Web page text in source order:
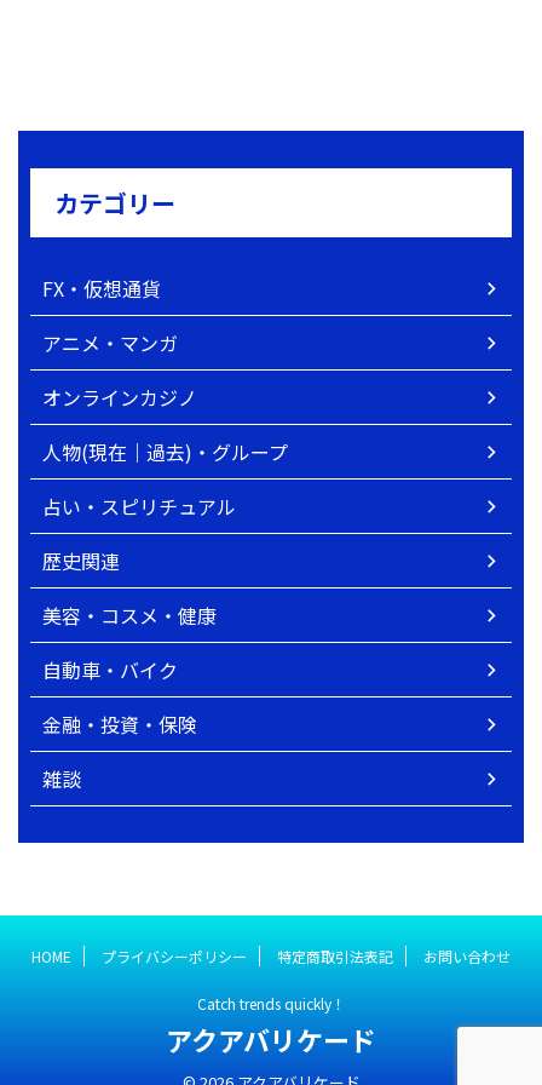
カテゴリー
FX・仮想通貨
アニメ・マンガ
オンラインカジノ
人物(現在｜過去)・グループ
占い・スピリチュアル
歴史関連
美容・コスメ・健康
自動車・バイク
金融・投資・保険
雑談
HOME プライバシーポリシー 特定商取引法表記 お問い合わせ
Catch trends quickly！
アクアバリケード